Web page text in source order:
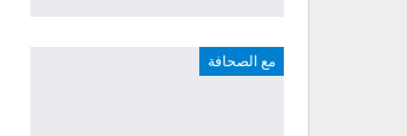
مع الصحافة